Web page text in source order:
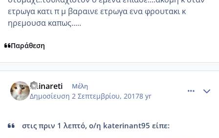
ετρωγα κατι π μ βαραινε ετρωγα ενα φρουτακι κ
ηρεμουσα καπως.....
Παράθεση
Fainareti Μέλη
Δημοσίευση 2 Σεπτεμβρίου, 20178 yr
στις πριν 1 λεπτό, ο/η katerinant95 είπε: